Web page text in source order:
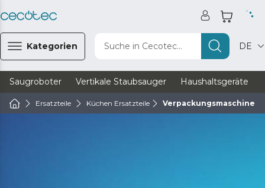
Kategorien Suche in Cecotec... DE
Saugroboter Vertikale Staubsauger Haushaltsgeräte
Ersatzteile Küchen Ersatzteile Verpackungsmaschinen